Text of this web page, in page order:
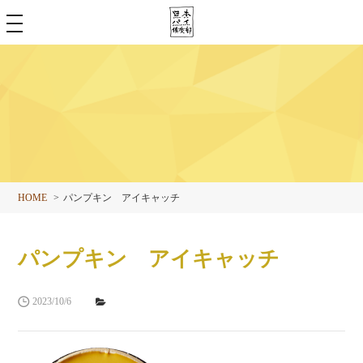
toggle
navigation
HOME パンプキン アイキャッチ
パンプキン アイキャッチ
2023/10/6